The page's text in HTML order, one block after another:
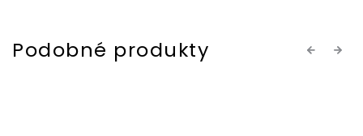
Previous
Next